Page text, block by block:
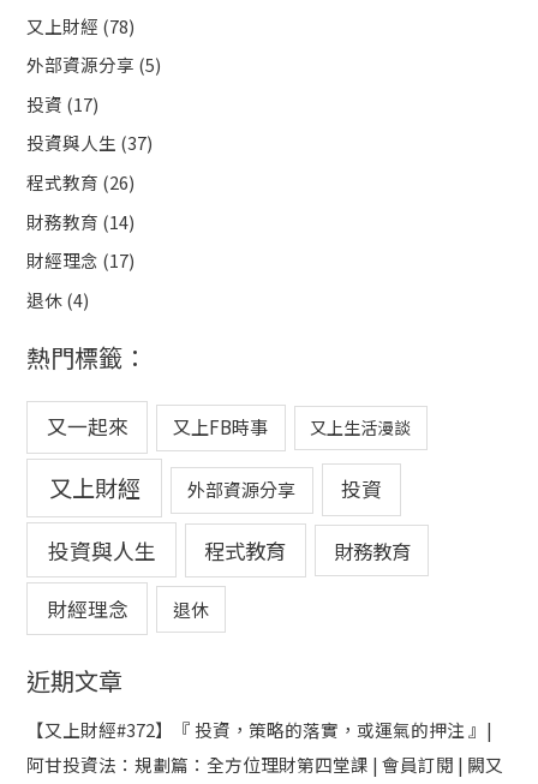
又上財經 (78)
外部資源分享 (5)
投資 (17)
投資與人生 (37)
程式教育 (26)
財務教育 (14)
財經理念 (17)
退休(4)
熱門標籤：
又一起來 又上FB時事 又上生活漫談
又上財經 外部資源分享 投資
投資與人生 程式教育 財務教育
財經理念 退休
近期文章
【又上財經#372】『 投資，策略的落實，或運氣的押注 』|
阿甘投資法：規劃篇：全方位理財第四堂課 | 會員訂閱 | 闕又